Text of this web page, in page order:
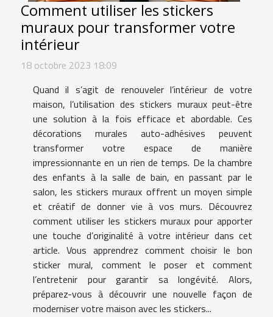
Comment utiliser les stickers
muraux pour transformer votre
intérieur
18 octobre 2023 18:09
Quand il s’agit de renouveler l’intérieur de votre
maison, l’utilisation des stickers muraux peut-être
une solution à la fois efficace et abordable. Ces
décorations murales auto-adhésives peuvent
transformer votre espace de manière
impressionnante en un rien de temps. De la chambre
des enfants à la salle de bain, en passant par le
salon, les stickers muraux offrent un moyen simple
et créatif de donner vie à vos murs. Découvrez
comment utiliser les stickers muraux pour apporter
une touche d’originalité à votre intérieur dans cet
article. Vous apprendrez comment choisir le bon
sticker mural, comment le poser et comment
l’entretenir pour garantir sa longévité. Alors,
préparez-vous à découvrir une nouvelle façon de
moderniser votre maison avec les stickers...